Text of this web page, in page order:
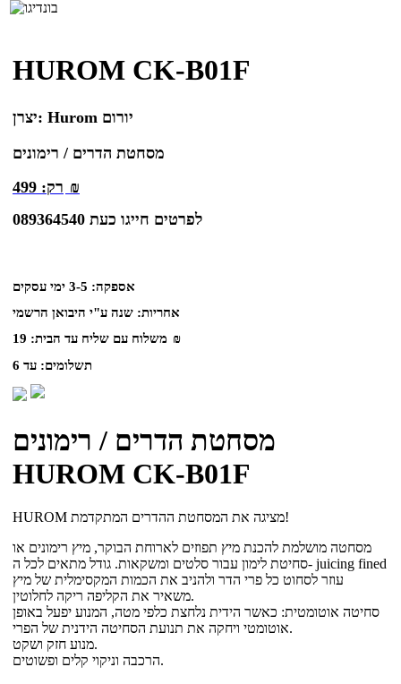
HUROM CK-B01F
יצרן:
Hurom יורום
מסחטת הדרים / רימונים
רק: 499
₪
לפרטים חייגו כעת 089364540
אספקה: 3-5 ימי עסקים
אחריות: שנה ע"י היבואן הרשמי
משלוח עם שליח עד הבית: 19
₪
תשלומים: עד 6
מסחטת הדרים / רימונים
HUROM CK-B01F
HUROM מציגה את המסחטת ההדרים המתקדמת!
מסחטה מושלמת להכנת מיץ תפוזים לארוחת הבוקר, מיץ רימונים או
סחיטת לימון עבור סלטים ומשקאות. גודל מתאים לכל ה- juicing fined
עוזר לסחוט כל פרי הדר ולהניב את הכמות המקסימלית של מיץ
משאיר את הקליפה ריקה לחלוטין.
סחיטה אוטומטית: כאשר הידית נלחצת כלפי מטה, המנוע יפעל באופן
אוטומטי ויחקה את תנועת הסחיטה הידנית של הפרי.
מנוע חזק ושקט.
הרכבה וניקוי קלים ופשוטים.